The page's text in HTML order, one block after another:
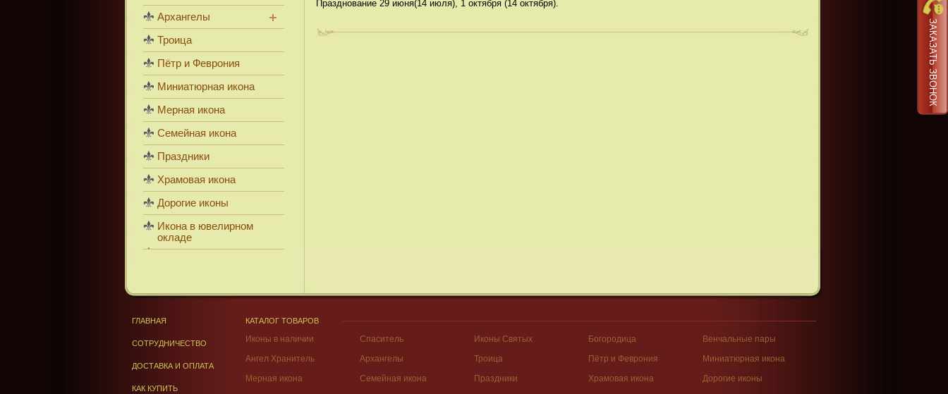
Празднование 29 июня(14 июля), 1 октября (14 октября).
Архангелы
Троица
Пётр и Феврония
Миниатюрная икона
Мерная икона
Семейная икона
Праздники
Храмовая икона
Дорогие иконы
Икона в ювелирном
окладе
ЗАКАЗАТЬ ЗВОНОК
ГЛАВНАЯ
СОТРУДНИЧЕСТВО
ДОСТАВКА И ОПЛАТА
КАК КУПИТЬ
КАТАЛОГ ТОВАРОВ
Иконы в наличии Спаситель Иконы Святых Богородица
Венчальные пары
Ангел Хранитель
Архангелы Троица Пётр и Феврония
Миниатюрная икона
Мерная икона
Семейная икона Праздники Храмовая икона
Дорогие иконы